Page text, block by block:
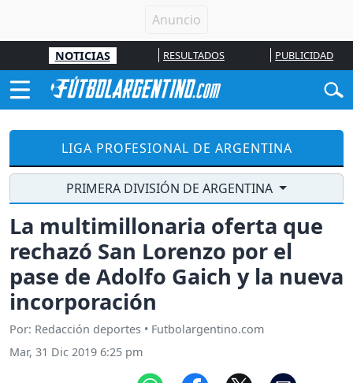
NOTICIAS RESULTADOS PUBLICIDAD
LIGA PROFESIONAL DE ARGENTINA
PRIMERA DIVISIÓN DE ARGENTINA
La multimillonaria oferta que
rechazó San Lorenzo por el
pase de Adolfo Gaich y la nueva
incorporación
Por: Redacción deportes • Futbolargentino.com
Mar, 31 Dic 2019 6:25 pm